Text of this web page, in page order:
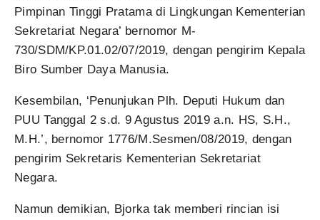
Pimpinan Tinggi Pratama di Lingkungan Kementerian
Sekretariat Negara’ bernomor M-
730/SDM/KP.01.02/07/2019, dengan pengirim Kepala
Biro Sumber Daya Manusia.
Kesembilan, ‘Penunjukan Plh. Deputi Hukum dan
PUU Tanggal 2 s.d. 9 Agustus 2019 a.n. HS, S.H.,
M.H.’, bernomor 1776/M.Sesmen/08/2019, dengan
pengirim Sekretaris Kementerian Sekretariat
Negara.
Namun demikian, Bjorka tak memberi rincian isi